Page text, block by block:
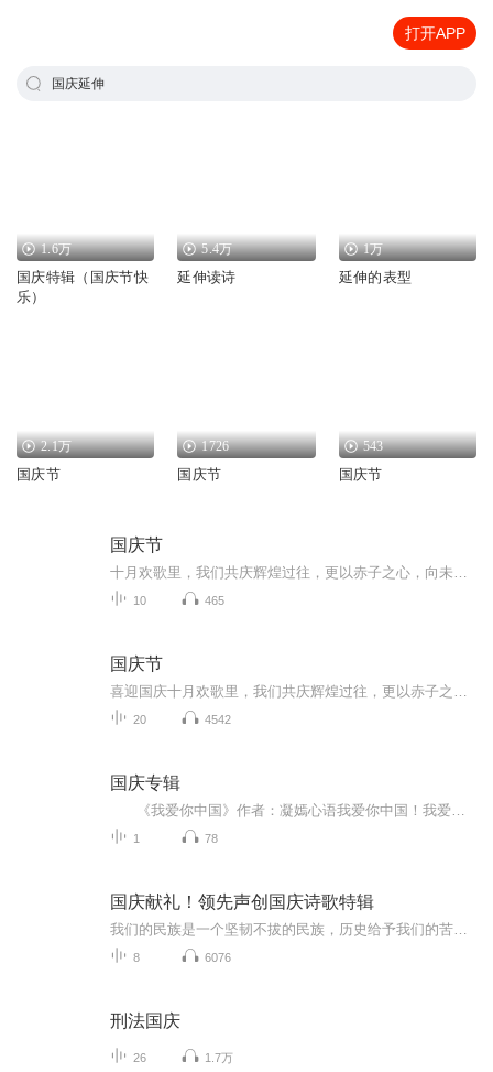
打开APP
国庆延伸
1.6万
国庆特辑（国庆节快
乐）
5.4万
延伸读诗
1万
延伸的表型
2.1万
国庆节
1726
国庆节
543
国庆节
国庆节
10 465
国庆节
20 4542
国庆专辑
1 78
国庆献礼！领先声创国庆诗歌特辑
8 6076
刑法国庆
26 1.7万